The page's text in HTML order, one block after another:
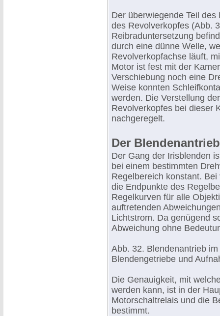
Der überwiegende Teil
des Revolverkopfes (Abb.
Reibraduntersetzung
durch eine dünne Welle,
Revolverkopfachse läuft,
Motor ist fest mit der
Verschiebung noch eine
Weise konnten
werden. Die Verstellung
Revolverkopfes bei dieser
nachgeregelt.
Der
Der Gang der Irisblenden
bei einem bestimmten
Regelbereich konstant.
die Endpunkte des
Regelkurven für alle
auftretenden
Lichtstrom. Da genügend
Abweichung ohne
Abb. 32. Blendenantrieb
Blendengetriebe und
Die Genauigkeit, mit
werden kann, ist in der
Motorschaltrelais und die
bestimmt.